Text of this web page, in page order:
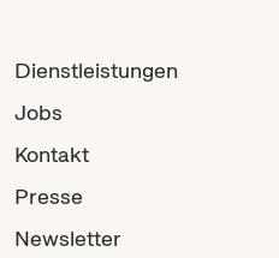
Dienstleistungen
Jobs
Kontakt
Presse
Newsletter